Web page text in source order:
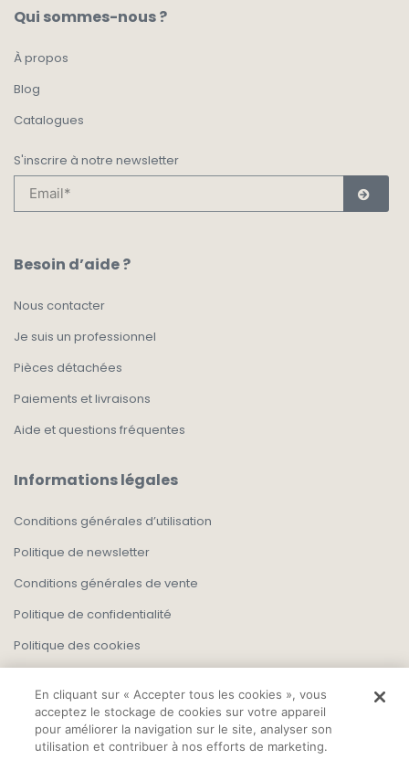
Qui sommes-nous ?
À propos
Blog
Catalogues
S'inscrire à notre newsletter
Besoin d’aide ?
Nous contacter
Je suis un professionnel
Pièces détachées
Paiements et livraisons
Aide et questions fréquentes
Informations légales
Conditions générales d’utilisation
Politique de newsletter
Conditions générales de vente
Politique de confidentialité
Politique des cookies
En cliquant sur « Accepter tous les cookies », vous
acceptez le stockage de cookies sur votre appareil
pour améliorer la navigation sur le site, analyser son
utilisation et contribuer à nos efforts de marketing.